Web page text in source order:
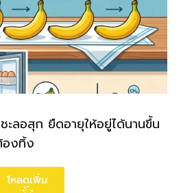
ะลอสุก ยืดอายุให้อยู่ได้นานขึ้น
งทิ้ง
โหลดเพิ่ม